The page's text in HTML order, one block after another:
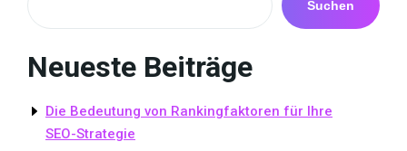
Suchen
Neueste Beiträge
Die Bedeutung von Rankingfaktoren für Ihre
SEO-Strategie